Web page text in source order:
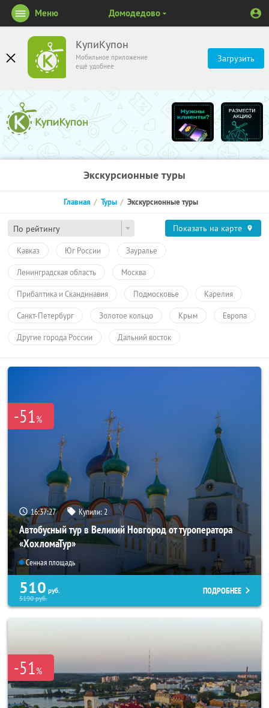
КупиКупон
Мобильное приложение
ещё удобнее
Загрузить
Меню Домодедово
Экскурсионные туры
По рейтингу
Главная Туры Экскурсионные туры
Показать на карте
Кавказ Юг России Зауралье
Ленинградская область Москва
Прибалтика и Скандинавия Подмосковье Карелия
Санкт-Петербург Золотое кольцо Крым Европа
Другие города России Дальний восток
-51%
16:37:26 Купили: 2
Автобусный тур в Великий Новгород от туроператора
«ХохломаТур»
Сенная площадь
510 руб.
5190руб.
ПОДРОБНЕЕ
-51%